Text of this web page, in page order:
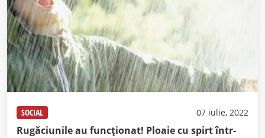
SOCIAL 07 iulie, 2022
Rugăciunile au funcționat! Ploaie cu spirt într-